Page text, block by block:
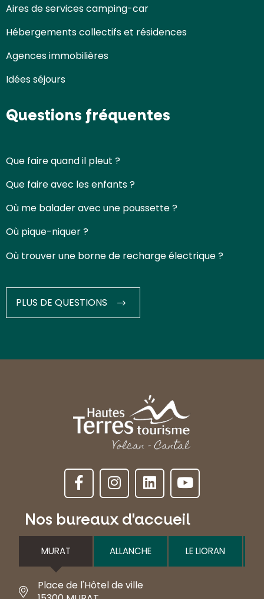
Aires de services camping-car
Hébergements collectifs et résidences
Agences immobilières
Idées séjours
Questions fréquentes
Que faire quand il pleut ?
Que faire avec les enfants ?
Où me balader avec une poussette ?
Où pique-niquer ?
Où trouver une borne de recharge électrique ?
PLUS DE QUESTIONS
Nos bureaux d'accueil
MURAT ALLANCHE LE LIORAN
Place de l'Hôtel de ville